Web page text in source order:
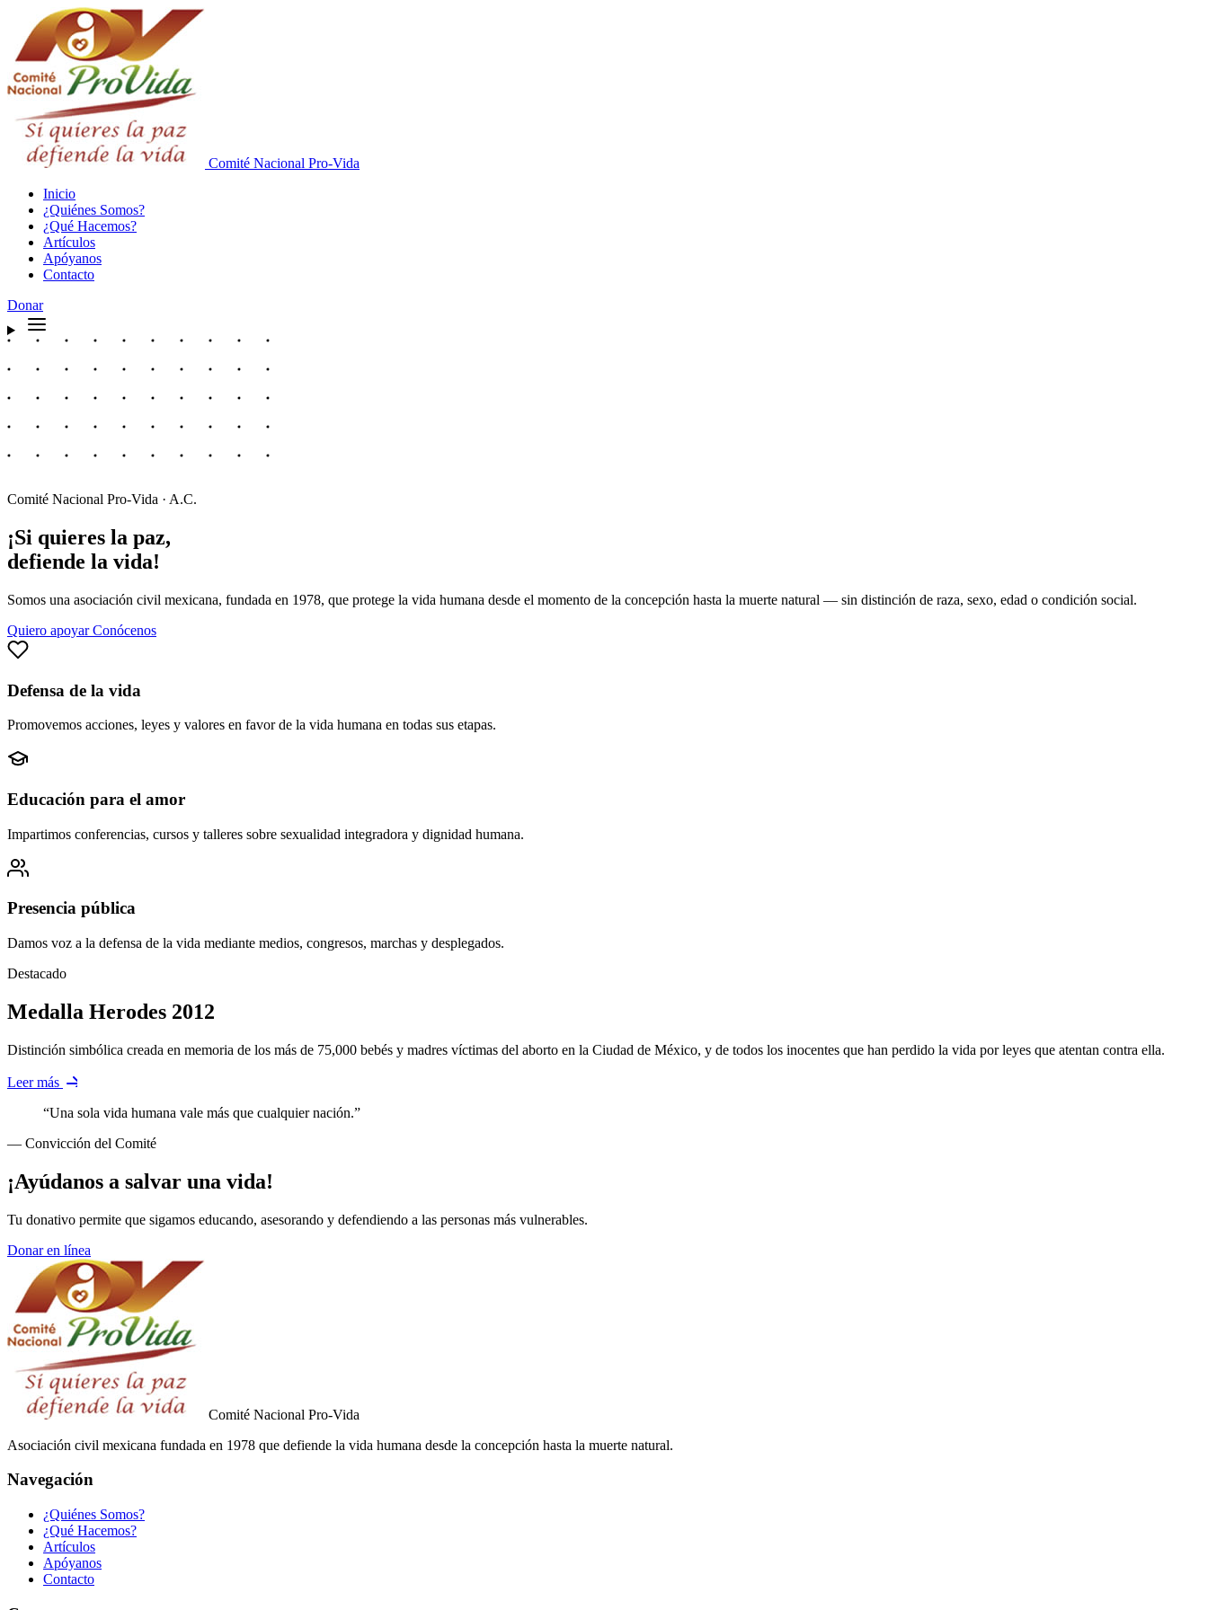
Comité Nacional Pro-Vida
Inicio
¿Quiénes Somos?
¿Qué Hacemos?
Artículos
Apóyanos
Contacto
Donar
Comité Nacional Pro-Vida · A.C.
¡Si quieres la paz,
defiende la vida!
Somos una asociación civil mexicana, fundada en 1978, que protege la vida humana desde el momento de la concepción hasta la muerte natural — sin distinción de raza, sexo, edad o condición social.
Quiero apoyarConócenos
Defensa de la vida
Promovemos acciones, leyes y valores en favor de la vida humana en todas sus etapas.
Educación para el amor
Impartimos conferencias, cursos y talleres sobre sexualidad integradora y dignidad humana.
Presencia pública
Damos voz a la defensa de la vida mediante medios, congresos, marchas y desplegados.
Destacado
Medalla Herodes 2012
Distinción simbólica creada en memoria de los más de 75,000 bebés y madres víctimas del aborto en la Ciudad de México, y de todos los inocentes que han perdido la vida por leyes que atentan contra ella.
Leer más
“Una sola vida humana vale más que cualquier nación.”
— Convicción del Comité
¡Ayúdanos a salvar una vida!
Tu donativo permite que sigamos educando, asesorando y defendiendo a las personas más vulnerables.
Donar en línea
Comité Nacional Pro-Vida
Asociación civil mexicana fundada en 1978 que defiende la vida humana desde la concepción hasta la muerte natural.
Navegación
¿Quiénes Somos?
¿Qué Hacemos?
Artículos
Apóyanos
Contacto